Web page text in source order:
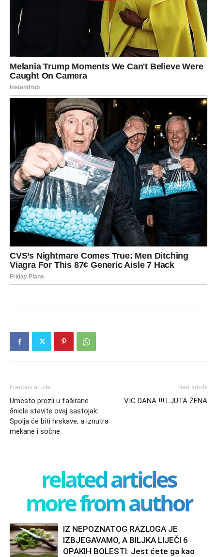
Previous article
Umesto prezli u faširane
šnicle stavite ovaj sastojak:
Spolja će biti hrskave, a iznutra
mekane i sočne
Next article
VIC DANA !!! LJUTA ŽENA
related articles
more from author
IZ NEPOZNATOG RAZLOGA JE
IZBJEGAVAMO, A BILJKA LIJEČI 6
OPAKIH BOLESTI: Jest ćete ga kao